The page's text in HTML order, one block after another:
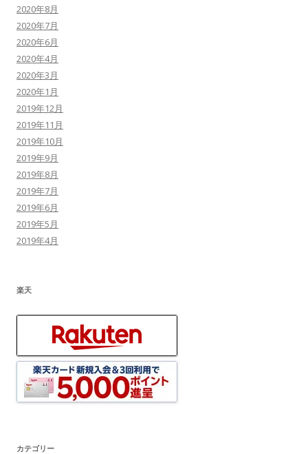
2020年8月
2020年7月
2020年6月
2020年4月
2020年3月
2020年1月
2019年12月
2019年11月
2019年10月
2019年9月
2019年8月
2019年7月
2019年6月
2019年5月
2019年4月
楽天
カテゴリー